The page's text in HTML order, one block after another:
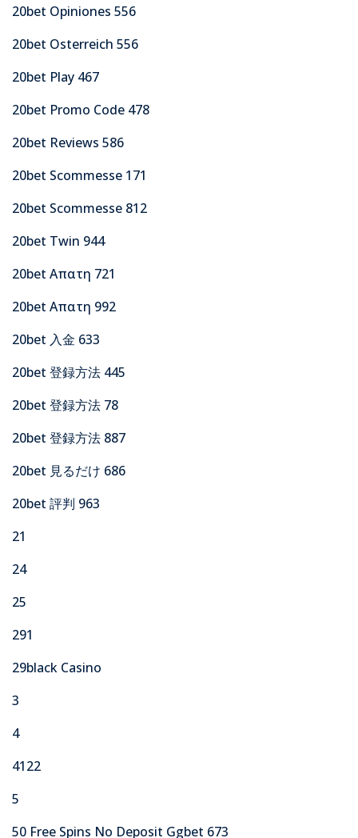
20bet Opiniones 556
20bet Osterreich 556
20bet Play 467
20bet Promo Code 478
20bet Reviews 586
20bet Scommesse 171
20bet Scommesse 812
20bet Twin 944
20bet Απατη 721
20bet Απατη 992
20bet 入金 633
20bet 登録方法 445
20bet 登録方法 78
20bet 登録方法 887
20bet 見るだけ 686
20bet 評判 963
21
24
25
291
29black Casino
3
4
4122
5
50 Free Spins No Deposit Ggbet 673